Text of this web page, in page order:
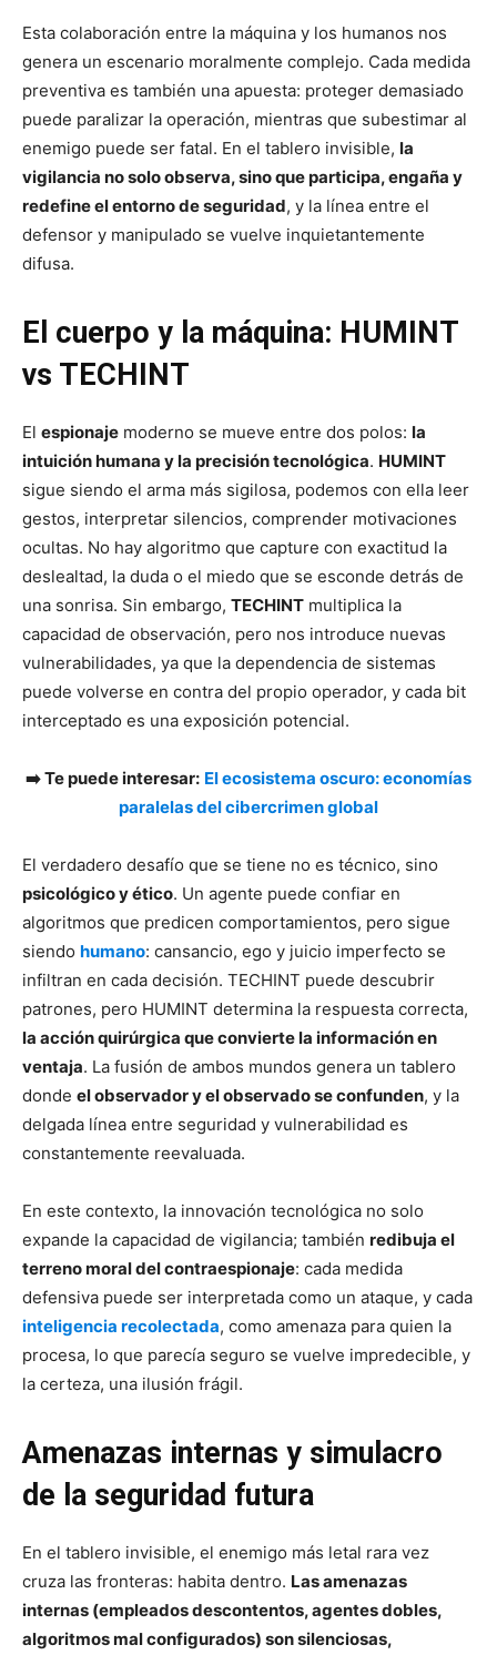
Esta colaboración entre la máquina y los humanos nos
genera un escenario moralmente complejo. Cada medida
preventiva es también una apuesta: proteger demasiado
puede paralizar la operación, mientras que subestimar al
enemigo puede ser fatal. En el tablero invisible, la
vigilancia no solo observa, sino que participa, engaña y
redefine el entorno de seguridad, y la línea entre el
defensor y manipulado se vuelve inquietantemente
difusa.
El cuerpo y la máquina: HUMINT
vs TECHINT
El espionaje moderno se mueve entre dos polos: la
intuición humana y la precisión tecnológica. HUMINT
sigue siendo el arma más sigilosa, podemos con ella leer
gestos, interpretar silencios, comprender motivaciones
ocultas. No hay algoritmo que capture con exactitud la
deslealtad, la duda o el miedo que se esconde detrás de
una sonrisa. Sin embargo, TECHINT multiplica la
capacidad de observación, pero nos introduce nuevas
vulnerabilidades, ya que la dependencia de sistemas
puede volverse en contra del propio operador, y cada bit
interceptado es una exposición potencial.
➡️ Te puede interesar: El ecosistema oscuro: economías
paralelas del cibercrimen global
El verdadero desafío que se tiene no es técnico, sino
psicológico y ético. Un agente puede confiar en
algoritmos que predicen comportamientos, pero sigue
siendo humano: cansancio, ego y juicio imperfecto se
infiltran en cada decisión. TECHINT puede descubrir
patrones, pero HUMINT determina la respuesta correcta,
la acción quirúrgica que convierte la información en
ventaja. La fusión de ambos mundos genera un tablero
donde el observador y el observado se confunden, y la
delgada línea entre seguridad y vulnerabilidad es
constantemente reevaluada.
En este contexto, la innovación tecnológica no solo
expande la capacidad de vigilancia; también redibuja el
terreno moral del contraespionaje: cada medida
defensiva puede ser interpretada como un ataque, y cada
inteligencia recolectada, como amenaza para quien la
procesa, lo que parecía seguro se vuelve impredecible, y
la certeza, una ilusión frágil.
Amenazas internas y simulacro
de la seguridad futura
En el tablero invisible, el enemigo más letal rara vez
cruza las fronteras: habita dentro. Las amenazas
internas (empleados descontentos, agentes dobles,
algoritmos mal configurados) son silenciosas,